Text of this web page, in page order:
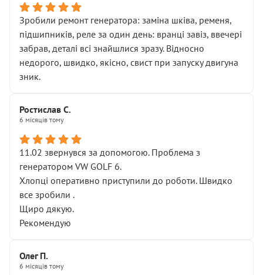
Зробили ремонт генератора: заміна шківа, ременя,
підшипників, реле за один день: вранці завіз, ввечері
забрав, деталі всі знайшлися зразу. Відносно
недорого, швидко, якісно, свист при запуску двигуна
зник.
Ростислав С.
6 місяців тому
11.02 звернувся за допомогою. Проблема з
генератором VW GOLF 6.
Хлопці оперативно приступили до роботи. Швидко
все зробили .
Щиро дякую.
Рекомендую
Олег П.
6 місяців тому